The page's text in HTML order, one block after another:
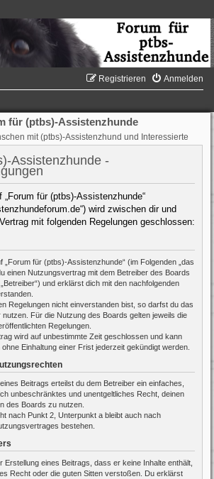
Anmelden
Registrieren
für (ptbs)-Assistenzhunde
mit (ptbs)-Assistenzhund und Interessierte
Assistenzhunde -
für (ptbs)-Assistenzhunde“
wird zwischen dir und
mit folgenden Regelungen geschlossen:
„Forum für (ptbs)-Assistenzhunde“ (im Folgenden „das
einen Nutzungsvertrag mit dem Betreiber des Boards
und erklärst dich mit den nachfolgenden
Regelungen nicht einverstanden bist, so darfst du das
nutzen. Für die Nutzung des Boards gelten jeweils die
Regelungen.
wird auf unbestimmte Zeit geschlossen und kann
Einhaltung einer Frist jederzeit gekündigt werden.
Beitrags erteilst du dem Betreiber ein einfaches,
unbeschränktes und unentgeltliches Recht, deinen
des Boards zu nutzen.
nach Punkt 2, Unterpunkt a bleibt auch nach
bestehen.
Erstellung eines Beitrags, dass er keine Inhalte enthält,
Recht oder die guten Sitten verstoßen. Du erklärst